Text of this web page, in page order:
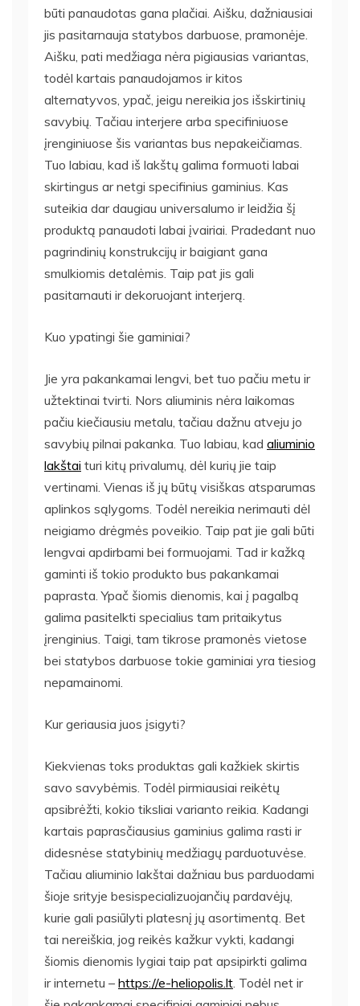
būti panaudotas gana plačiai. Aišku, dažniausiai
jis pasitarnauja statybos darbuose, pramonėje.
Aišku, pati medžiaga nėra pigiausias variantas,
todėl kartais panaudojamos ir kitos
alternatyvos, ypač, jeigu nereikia jos išskirtinių
savybių. Tačiau interjere arba specifiniuose
įrenginiuose šis variantas bus nepakeičiamas.
Tuo labiau, kad iš lakštų galima formuoti labai
skirtingus ar netgi specifinius gaminius. Kas
suteikia dar daugiau universalumo ir leidžia šį
produktą panaudoti labai įvairiai. Pradedant nuo
pagrindinių konstrukcijų ir baigiant gana
smulkiomis detalėmis. Taip pat jis gali
pasitarnauti ir dekoruojant interjerą.
Kuo ypatingi šie gaminiai?
Jie yra pakankamai lengvi, bet tuo pačiu metu ir
užtektinai tvirti. Nors aliuminis nėra laikomas
pačiu kiečiausiu metalu, tačiau dažnu atveju jo
savybių pilnai pakanka. Tuo labiau, kad aliuminio
lakštai turi kitų privalumų, dėl kurių jie taip
vertinami. Vienas iš jų būtų visiškas atsparumas
aplinkos sąlygoms. Todėl nereikia nerimauti dėl
neigiamo drėgmės poveikio. Taip pat jie gali būti
lengvai apdirbami bei formuojami. Tad ir kažką
gaminti iš tokio produkto bus pakankamai
paprasta. Ypač šiomis dienomis, kai į pagalbą
galima pasitelkti specialius tam pritaikytus
įrenginius. Taigi, tam tikrose pramonės vietose
bei statybos darbuose tokie gaminiai yra tiesiog
nepamainomi.
Kur geriausia juos įsigyti?
Kiekvienas toks produktas gali kažkiek skirtis
savo savybėmis. Todėl pirmiausiai reikėtų
apsibrėžti, kokio tiksliai varianto reikia. Kadangi
kartais paprasčiausius gaminius galima rasti ir
didesnėse statybinių medžiagų parduotuvėse.
Tačiau aliuminio lakštai dažniau bus parduodami
šioje srityje besispecializuojančių pardavėjų,
kurie gali pasiūlyti platesnį jų asortimentą. Bet
tai nereiškia, jog reikės kažkur vykti, kadangi
šiomis dienomis lygiai taip pat apsipirkti galima
ir internetu – https://e-heliopolis.lt. Todėl net ir